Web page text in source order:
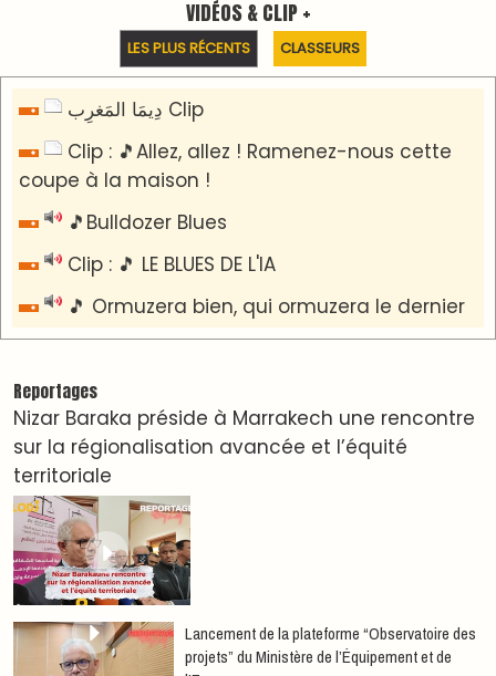
projets” du Ministère de l’Équipement et de
l’Eau
AGENDA CULTUREL
Le Summer Tour d'Humouraji s'installe à Rabat !
Nacim Haddad en Concert à Tétouan – Ayta
World Tour 2026
Nacim Haddad débarque à Tanger : Le Souffle
du Nord s'éveille !
Nacim Haddad Ayta World Tour à Rabat ( 4ème
date )